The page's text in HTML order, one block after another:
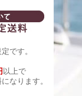
です。
以上で
なります。